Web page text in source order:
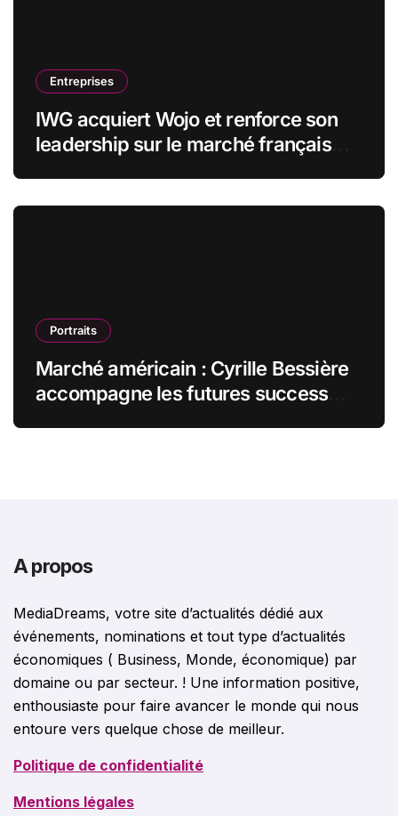
Entreprises
IWG acquiert Wojo et renforce son
leadership sur le marché français
Portraits
Marché américain : Cyrille Bessière
accompagne les futures success
A propos
MediaDreams, votre site d’actualités dédié aux
événements, nominations et tout type d’actualités
économiques ( Business, Monde, économique) par
domaine ou par secteur. ! Une information positive,
enthousiaste pour faire avancer le monde qui nous
entoure vers quelque chose de meilleur.
Politique de confidentialité
Mentions légales